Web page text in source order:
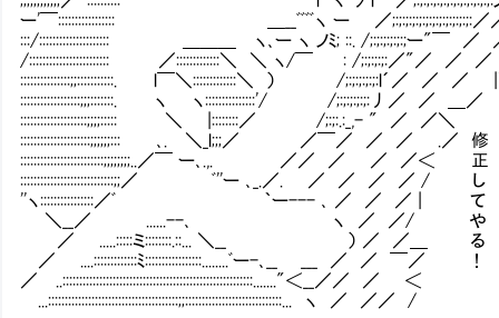
ー'￣::::::::::::::::: ＿__ﾞﾞﾞﾞヽ ー ／;:;:;:;:;:;:;:;:;:;:;:;:／
:::/::::::::::::::::::::: ＿＿＿ ヽ､ー ヽ ノﾐ; ::. /;:;:;:;:;:;ー"￣
/:::::::::::::::::::::::: ／:::::::::::::＼ ＼ ヽ/￣ : /
:::::::::::::::;;:::::::::::. l￣＼:::::::::::::＼ ） /;:;:;:;:;:l´
::::::::::::::::::;;;:::::::. ヽ ヽ:::::::::::::::'/ /;:;:;:;:;:丿／ ／ ＿／
::::::::::::::::::::;;;;::::: ＼ |::::::::／ /;:;:.:_,- " ／ ／＼
:::::::::::::::::::::;;;;;;::: ､. ＼_l;;;／ ／￣／ ／ ／ .／
:::::::::::::::::::::::::;;;;;;;;..／￣ ー､.,. ／／ ／ ／ ／＜
::::::::::::::::::::::::::::;;／ ﾞ''ー ､_.／. ／ ／ ／ ／ /
''ヽ::::::::::::::::／ﾞ ｀ー--- ､ ／ ／ ／ |
＼__／ ......--､ ヽ ／ ／/ や
／ .....:::::ミ::::::::.::... ＼__ ） ／ ／
／ ....:::::::::::::ﾐ:::::::::::::::::........ﾞー-､__ ___ ／ ／
／ ..:::::::::::::::::::::::::::::::::::::::::::::::::::::::::......."＜__／
...:::::::::::::::::::::::::::::::::::::::;;:::::::::::::::::::::::::::::... ヽ ／ ／／ /